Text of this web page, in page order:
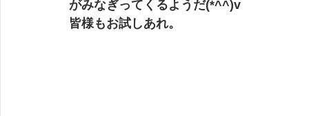
がみなぎってくるようだ(*^^)v
皆様もお試しあれ。